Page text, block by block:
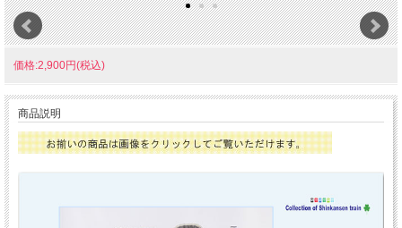
価格:2,900円(税込)
商品説明